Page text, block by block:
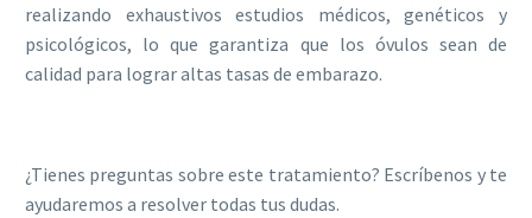
realizando exhaustivos estudios médicos, genéticos y
psicológicos, lo que garantiza que los óvulos sean de
calidad para lograr altas tasas de embarazo.
¿Tienes preguntas sobre este tratamiento? Escríbenos y te
ayudaremos a resolver todas tus dudas.